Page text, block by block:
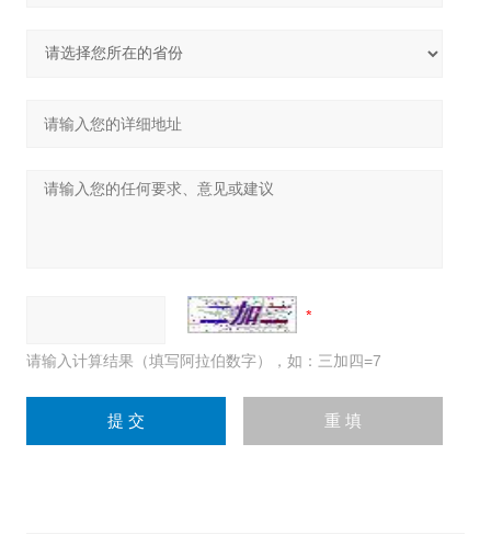
请输入计算结果（填写阿拉伯数字），如：三加四=7